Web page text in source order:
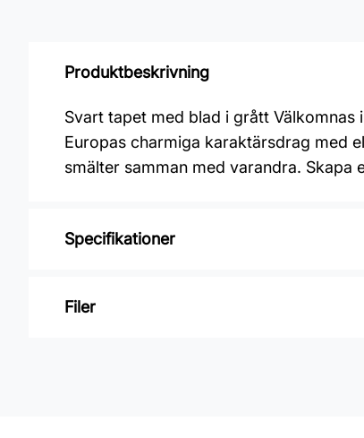
Produktbeskrivning
Svart tapet med blad i grått
Europas charmiga karaktärsdrag med
smälter samman med varandra. Skapa
Specifikationer
Varumärke: Midbec Tapeter
Filer